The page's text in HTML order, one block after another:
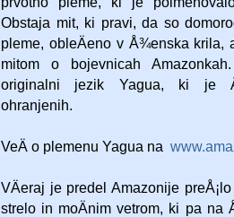
Obstaja mit, ki pravi, da so
pleme, obleÄeno v Å¾enska krila,
mitom o bojevnicah
originalni jezik Yagua, ki je
ohranjenih.
VeÄ o plemenu Yagua na
VÄeraj je predel Amazonije
strelo in moÄnim vetrom, ki pa